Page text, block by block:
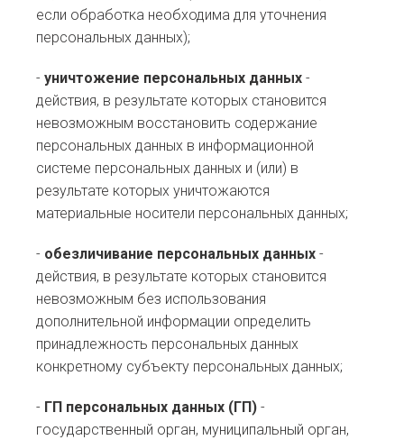
если обработка необходима для уточнения
персональных данных);
- уничтожение персональных данных -
действия, в результате которых становится
невозможным восстановить содержание
персональных данных в информационной
системе персональных данных и (или) в
результате которых уничтожаются
материальные носители персональных данных;
- обезличивание персональных данных -
действия, в результате которых становится
невозможным без использования
дополнительной информации определить
принадлежность персональных данных
конкретному субъекту персональных данных;
- ГП персональных данных (ГП ) -
государственный орган, муниципальный орган,